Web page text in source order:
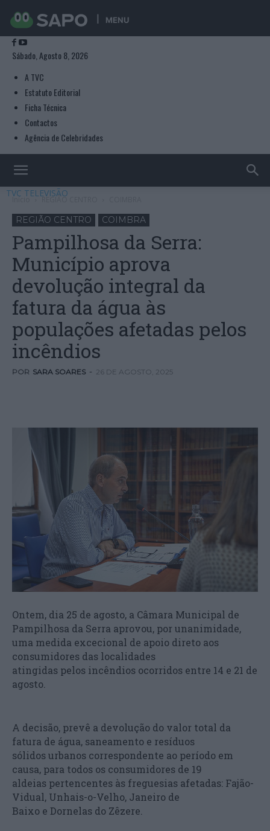
MENU
Sábado, Agosto 8, 2026
A TVC
Estatuto Editorial
Ficha Técnica
Contactos
Agência de Celebridades
TVC TELEVISÃO
Início REGIÃO CENTRO
REGIÃO CENTRO COIMBRA
Pampilhosa da Serra:
Município aprova
devolução integral da
fatura da água às
populações afetadas pelos
incêndios
POR SARA SOARES - 26 DE AGOSTO, 2025
Ontem, dia 25 de agosto, a Câmara Municipal de
Pampilhosa da Serra aprovou, por unanimidade,
uma medida excecional de apoio direto aos
consumidores das localidades
atingidas pelos incêndios ocorridos entre 14 e 21 de
agosto.
A decisão, prevê a devolução do valor total da
fatura de água, saneamento e resíduos
sólidos urbanos correspondente ao período em
causa, para todos os consumidores de 19
aldeias pertencentes às freguesias afetadas: Fajão-
Vidual, Unhais-o-Velho, Janeiro de
Baixo e Dornelas do Zêzere.